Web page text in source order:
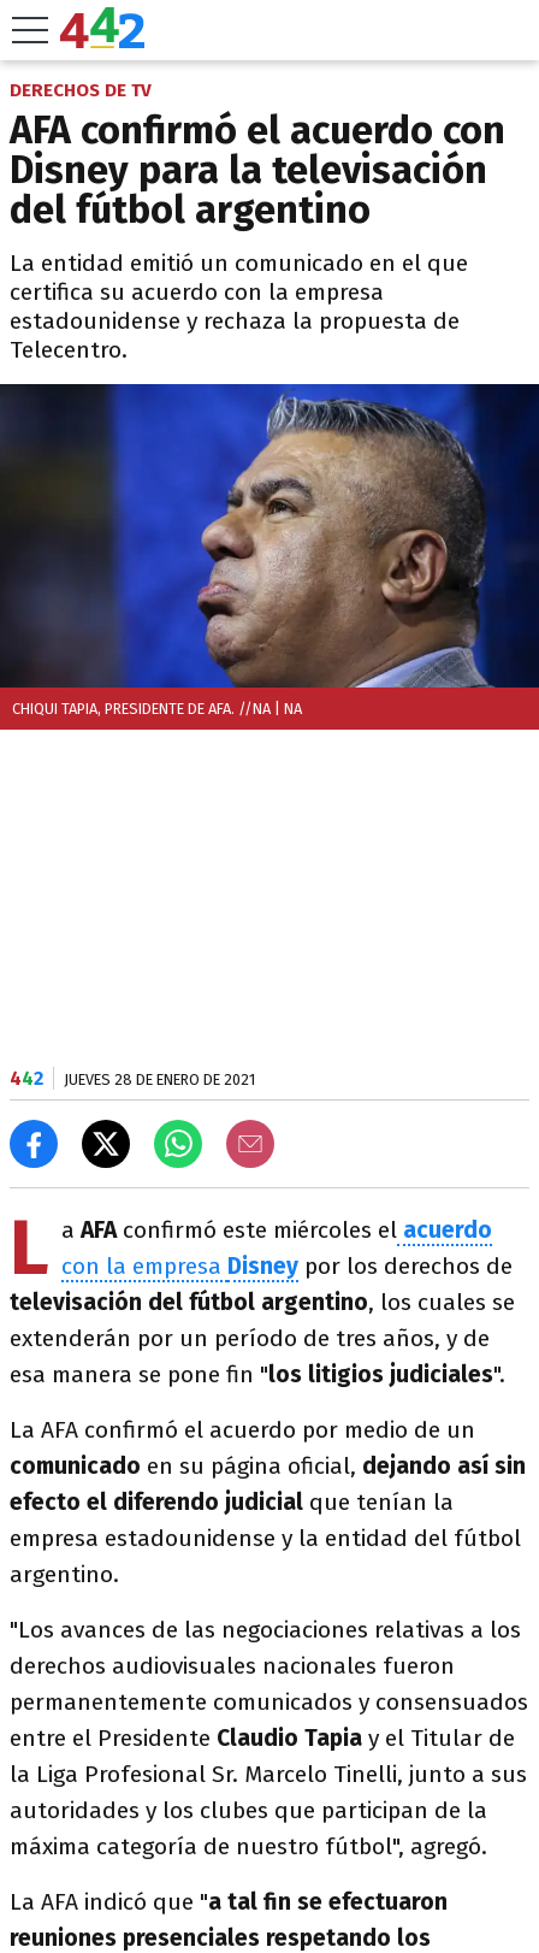
DERECHOS DE TV
AFA confirmó el acuerdo con
Disney para la televisación
del fútbol argentino
La entidad emitió un comunicado en el que
certifica su acuerdo con la empresa
estadounidense y rechaza la propuesta de
Telecentro.
CHIQUI TAPIA, PRESIDENTE DE AFA. //NA | NA
442 JUEVES 28 DE ENERO DE 2021
L aAFAconfirmó este miércoles el acuerdo
con la empresa Disney por los derechos de
televisación del fútbol argentino, los cuales se
extenderán por un período de tres años, y de
esa manera se pone fin "los litigios judiciales".
La AFA confirmó el acuerdo por medio de un
comunicado en su página oficial, dejando así sin
efecto el diferendo judicial que tenían la
empresa estadounidense y la entidad del fútbol
argentino.
"Los avances de las negociaciones relativas a los
derechos audiovisuales nacionales fueron
permanentemente comunicados y consensuados
entre el Presidente Claudio Tapia y el Titular de
la Liga Profesional Sr. Marcelo Tinelli, junto a sus
autoridades y los clubes que participan de la
máxima categoría de nuestro fútbol", agregó.
La AFA indicó que "a tal fin se efectuaron
reuniones presenciales respetando los